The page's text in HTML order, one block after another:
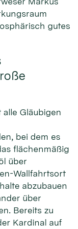
gutes
Gläubigen
bei dem es
flächenmäßig
über
Wallfahrtsort
abzubauen
über
Bereits zu
Kardinal auf